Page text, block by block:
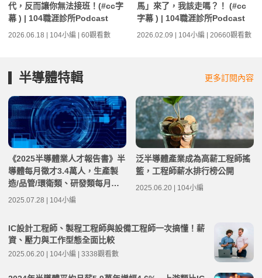
代，反而讓你無法接班！(#cc字
幕 ) | 104職涯診所Podcast
2026.06.18 | 104小編 | 60觀看數
馬」來了，我該走嗎？！ (#cc
字幕 ) | 104職涯診所Podcast
2026.02.09 | 104小編 | 20660觀看數
半導體特輯 更多訂閱內容
《2025半導體業人才報告書》半
導體每月徵才3.4萬人，生產製
造/品管/環衛類、研發類每月缺
才近1萬人最多
2025.07.28 | 104小編
泛半導體產業成為高薪工程師搖
籃，工程師薪水排行榜公開
2025.06.20 | 104小編
IC設計工程師、製程工程師與設備工程師一次搞懂！薪
資、壓力與工作型態全面比較
2025.06.20 | 104小編 | 3338觀看數